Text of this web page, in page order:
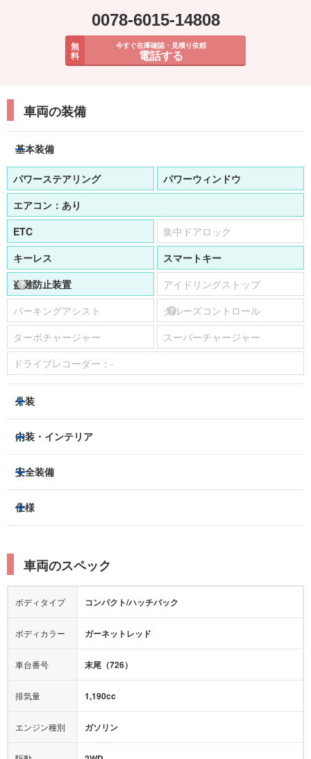
0078-6015-14808
無
料
今すぐ在庫確認・見積り依頼
電話する
車両の装備
基本装備
パワーステアリング
パワーウィンドウ
エアコン： あり
ETC
集中ドアロック
キーレス
スマートキー
盗難防止装置
アイドリングストップ
パーキングアシスト
クルーズコントロール
ターボチャージャー
スーパーチャージャー
ドライブレコーダー： -
外装
ヘッドライト
アルミホイール：-
サンルーフ/ガラスルーフ
ルーフレール
エアロパーツ
ローダウン
内装・インテリア
3列シート
ベンチシート
パワーシート
シートヒーター
カーナビ：メモリーナビ他
CD
ミュージックプレイヤー接続可
後席モニター
安全装備
トラクションコントロール
レーンキープアシスト
横滑り防止装置
衝突被害軽減プレーキ
カメラ：バック
エアバッグ：
あり
衝撃緩和ヘッドレスト
サポカー
仕様
車両のスペック
ボディタイプ コンパクト/ハッチバック
ボディカラー ガーネットレッド
車台番号 末尾（726）
排気量 1,190cc
エンジン種別 ガソリン